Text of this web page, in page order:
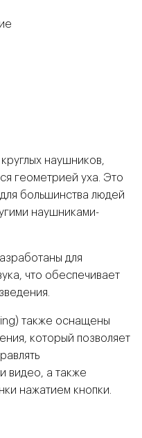
наушников,
геометрией уха. Это
большинства людей
наушниками-
для
что обеспечивает
также оснащены
который позволяет
видео, а также
нажатием кнопки.